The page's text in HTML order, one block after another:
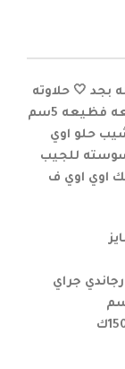
بجد 🤍 حلاوته
حلوه زياده كده بجد 🤍 تحفه وتدفئته فظيعه فظيعه 5سم
حلو اوي
للجيب
اوي اوي ف
جراي